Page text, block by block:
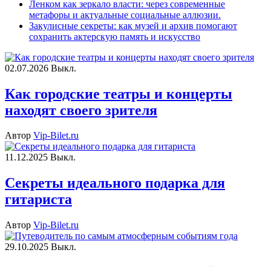
Ленком как зеркало власти: через современные
метафоры и актуальные социальные аллюзии.
Закулисные секреты: как музей и архив помогают
сохранить актерскую память и искусство
02.07.2026 Выкл.
Как городские театры и концерты
находят своего зрителя
Автор Vip-Bilet.ru
11.12.2025 Выкл.
Секреты идеального подарка для
гитариста
Автор Vip-Bilet.ru
29.10.2025 Выкл.